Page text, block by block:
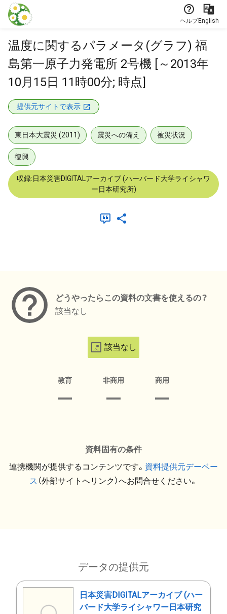
本文に飛ぶ
ヘルプEnglish
温度に関するパラメータ(グラフ) 福
島第一原子力発電所 2号機 [～2013年
10月15日 11時00分; 時点]
提供元サイトで表示
東日本大震災 (2011) 震災への備え 被災状況
復興
収録:日本災害DIGITALアーカイブ (ハーバード大学ライシャワ
ー日本研究所)
どうやったらこの資料の文書を使えるの？
該当なし
該当なし
教育 非商用 商用
資料固有の条件
連携機関が提供するコンテンツです。 資料提供元デーベー
ス （外部サイトへリンク）へお問合せください。
データの提供元
日本災害DIGITALアーカイブ (ハー
バード大学ライシャワー日本研究